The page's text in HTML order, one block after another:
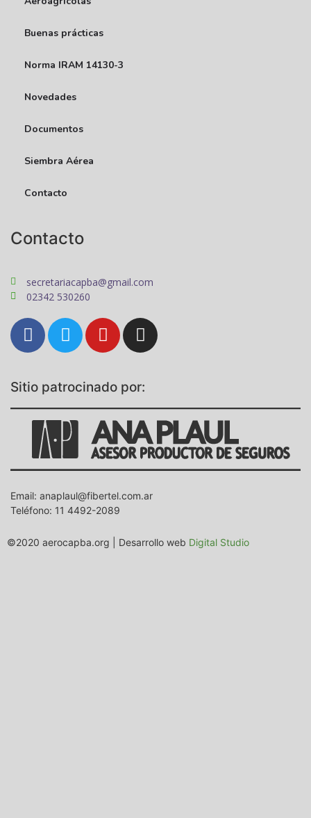
Buenas prácticas
Norma IRAM 14130-3
Novedades
Documentos
Siembra Aérea
Contacto
Contacto
secretariacapba@gmail.com
02342 530260
Sitio patrocinado por:
Email: anaplaul@fibertel.com.ar
Teléfono: 11 4492-2089
©2020 aerocapba.org | Desarrollo web Digital Studio